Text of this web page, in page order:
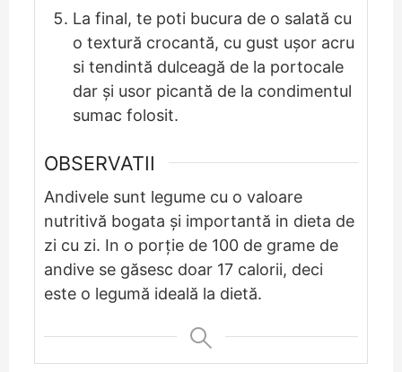
La final, te poti bucura de o salată cu
o textură crocantă, cu gust ușor acru
si tendintă dulceagă de la portocale
dar și usor picantă de la condimentul
sumac folosit.
OBSERVATII
Andivele sunt legume cu o valoare
nutritivă bogata și importantă in dieta de
zi cu zi. In o porţie de 100 de grame de
andive se găsesc doar 17 calorii, deci
este o legumă ideală la dietă.